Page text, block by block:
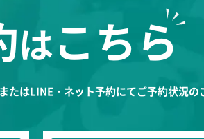
はこちら
はLINE・ネット予約にてご予約状況の